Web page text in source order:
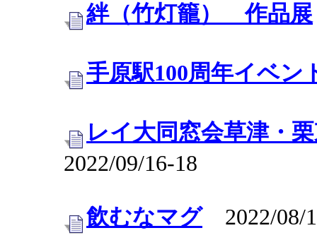
絆（竹灯籠） 作品展
手原駅100周年イベン
レイ大同窓会草津・
2022/09/16-18
飲むなマグ2022/08/